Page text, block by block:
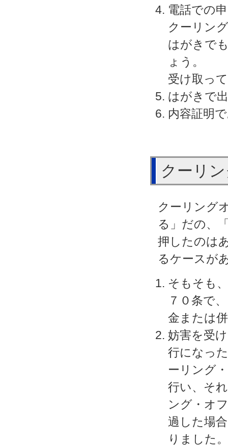
電話での
クーリン
はがきで
ょう。
受け取っ
はがきで
内容証明
クーリ
クーリング
る」だの、
押したのは
るケースが
そもそも
７０条で
金または
妨害を受
行になっ
ーリング
行い、そ
ング・オ
過した場
りました。